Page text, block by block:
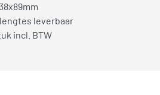
leverbaar
incl. BTW